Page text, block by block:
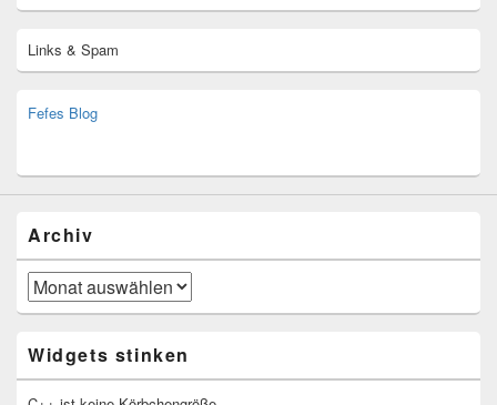
Links & Spam
Fefes Blog
Archiv
Archiv
Widgets stinken